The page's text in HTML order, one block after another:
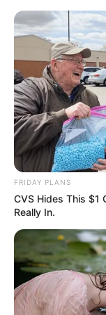
Capa de
vai se
FRIDAY PLANS
CVS Hides This $1
Really In.